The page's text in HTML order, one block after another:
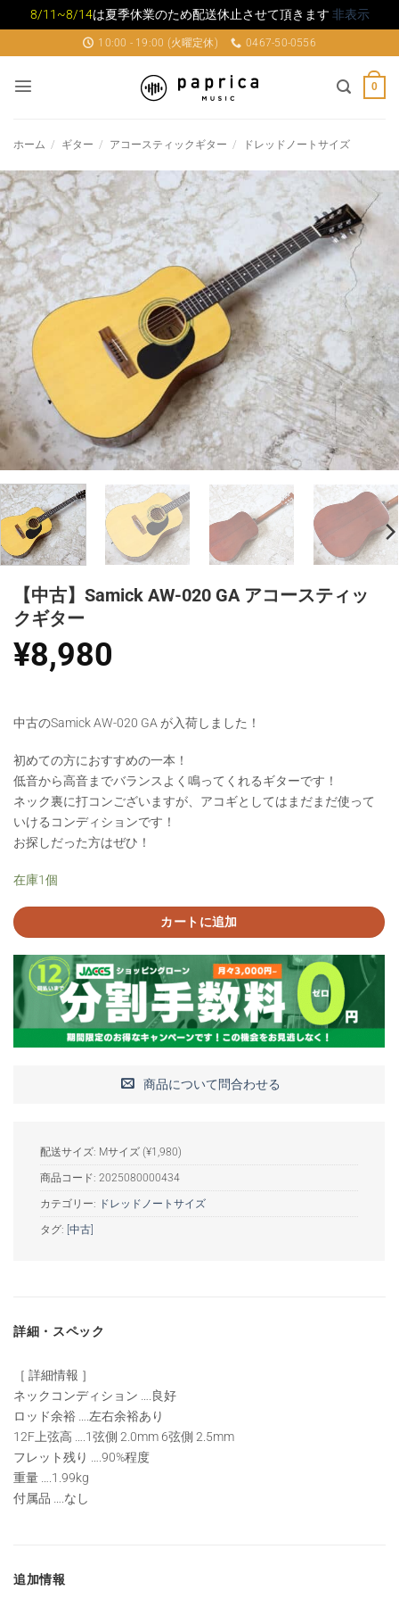
8/11~8/14は夏季休業のため配送休止させて頂きます 非表示
to
content
10:00 - 19:00 (火曜定休) 0467-50-0556
0
ホーム / ギター / アコースティックギター / ドレッドノートサイズ
【中古】Samick AW-020 GA アコースティッ
クギター
¥8,980
中古のSamick AW-020 GA が入荷しました！
初めての方におすすめの一本！
低音から高音までバランスよく鳴ってくれるギターです！
ネック裏に打コンございますが、アコギとしてはまだまだ使って
いけるコンディションです！
お探しだった方はぜひ！
在庫1個
カートに追加
商品について問合わせる
配送サイズ: Mサイズ (¥1,980)
商品コード: 2025080000434
カテゴリー: ドレッドノートサイズ
タグ: [中古]
詳細・スペック
［ 詳細情報 ］
ネックコンディション ….良好
ロッド余裕 ….左右余裕あり
12F上弦高 ….1弦側 2.0mm 6弦側 2.5mm
フレット残り ….90%程度
重量 ….1.99kg
付属品 ….なし
追加情報